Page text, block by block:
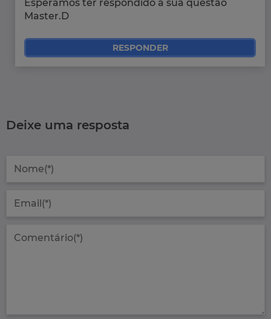
Esperamos ter respondido à sua questão
Master.D
RESPONDER
Deixe uma resposta